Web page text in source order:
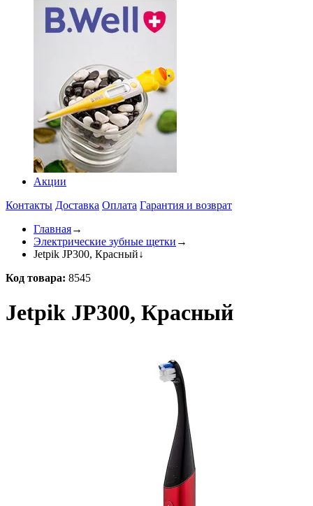
Акции
Контакты Доставка Оплата Гарантия и возврат
Главная→
Электрические зубные щетки →
Jetpik JP300, Красный↓
Код товара: 8545
Jetpik JP300, Красный